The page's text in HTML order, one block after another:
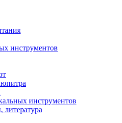
инструментов
инструментов